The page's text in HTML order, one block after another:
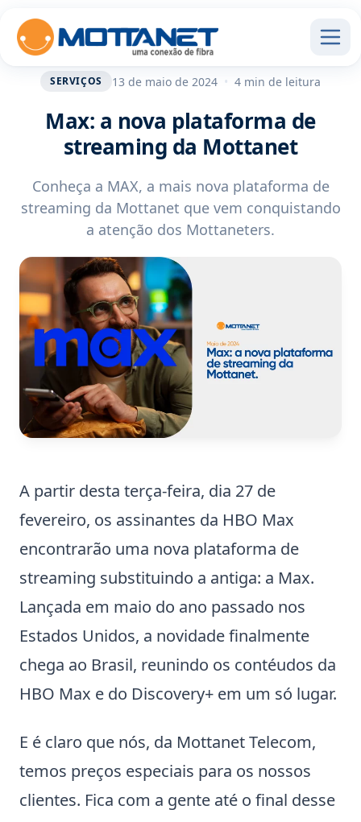
SERVIÇOS 13 de maio de 2024 • 4 min de leitura
Max: a nova plataforma de
streaming da Mottanet
Conheça a MAX, a mais nova plataforma de
streaming da Mottanet que vem conquistando
a atenção dos Mottaneters.
A partir desta terça-feira, dia 27 de
fevereiro, os assinantes da HBO Max
encontrarão uma nova plataforma de
streaming substituindo a antiga: a Max.
Lançada em maio do ano passado nos
Estados Unidos, a novidade finalmente
chega ao Brasil, reunindo os contéudos da
HBO Max e do Discovery+ em um só lugar.
E é claro que nós, da Mottanet Telecom,
temos preços especiais para os nossos
clientes. Fica com a gente até o final desse